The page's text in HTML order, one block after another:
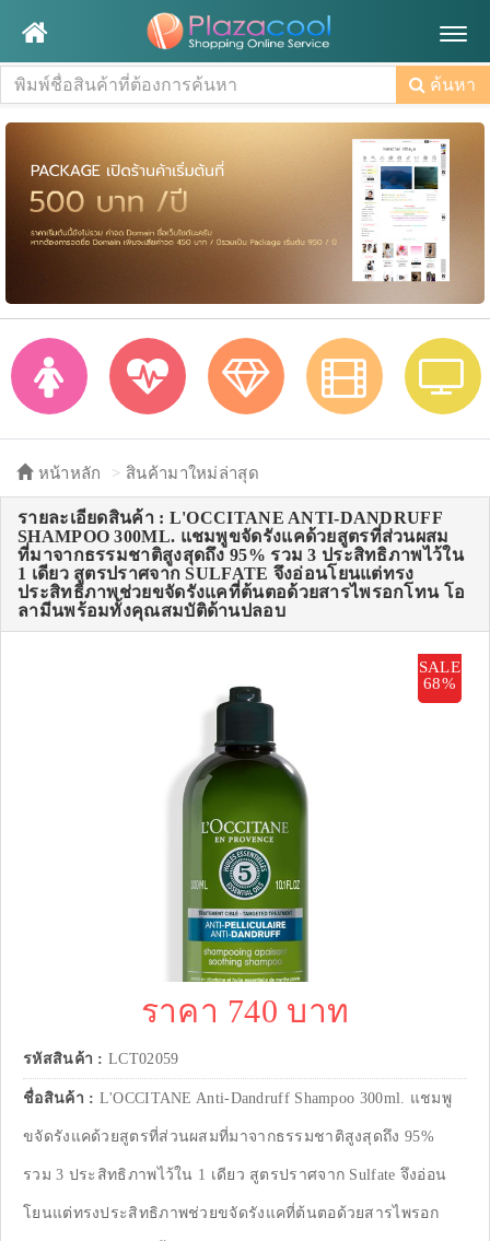
ค้นหา
หน้าหลัก สินค้ามาใหม่ล่าสุด
รายละเอียดสินค้า : L'OCCITANE ANTI-DANDRUFF
SHAMPOO 300ML. แชมพูขจัดรังแคด้วยสูตรที่ส่วนผสม
ที่มาจากธรรมชาติสูงสุดถึง 95% รวม 3 ประสิทธิภาพไว้ใน
1 เดียว สูตรปราศจาก SULFATE จึงอ่อนโยนแต่ทรง
ประสิทธิภาพช่วยขจัดรังแคที่ต้นตอด้วยสารไพรอกโทน โอ
ลามีนพร้อมทั้งคุณสมบัติด้านปลอบ
SALE
68%
ราคา 740 บาท
รหัสสินค้า : LCT02059
ชื่อสินค้า : L'OCCITANE Anti-Dandruff Shampoo 300ml. แชมพู
ขจัดรังแคด้วยสูตรที่ส่วนผสมที่มาจากธรรมชาติสูงสุดถึง 95%
รวม 3 ประสิทธิภาพไว้ใน 1 เดียว สูตรปราศจาก Sulfate จึงอ่อน
โยนแต่ทรงประสิทธิภาพช่วยขจัดรังแคที่ต้นตอด้วยสารไพรอก